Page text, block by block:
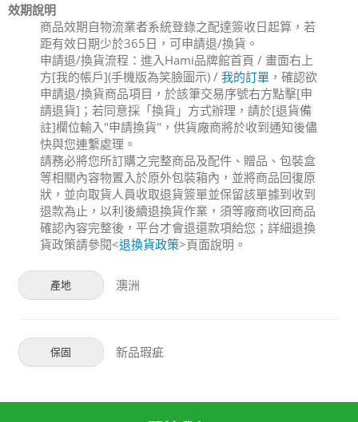
效期說明
商品效期自物流業者系統登錄之配達簽收日起算，若
距有效日期少於365日，可申請退/換貨。
申請退/換貨流程：進入Hami品牌館首頁 / 畫面右上
方[我的帳戶](手機版為笑臉圖示) / 我的訂單 ，確認欲
申請退/換貨商品項目，於該筆交易序號右方點擊[申
請退貨]；若同意採「換貨」方式辦理，請於[退貨備
註]欄位輸入"申請換貨"，供貨廠商將於收到通知後儘
快與您連繫處理。
請務必將您所訂購之完整商品及配件、贈品、包裝盒
等相關內容物置入於原外包裝箱內，並將商品回復原
狀，並向取貨人員收取退貨簽單並保留該單據到收到
退款為止，以利後續退換貨作業，須等廠商收回商品
確認內容完整後，平台才會退還款項給您；詳細退換
貨政策請參閱<退換貨政策>頁面說明。
產地 澳洲
保固 新品瑕疵